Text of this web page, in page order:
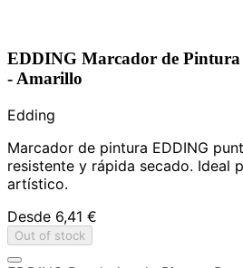
EDDING Marcador de
- Amarillo
Edding
Marcador de pintura EDDING
resistente y rápida secado. Ideal
artístico.
Desde 6,41 €
Out of stock